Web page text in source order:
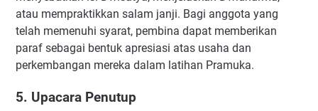
atau mempraktikkan salam janji. Bagi anggota yang
telah memenuhi syarat, pembina dapat memberikan
paraf sebagai bentuk apresiasi atas usaha dan
perkembangan mereka dalam latihan Pramuka.
5. Upacara Penutup